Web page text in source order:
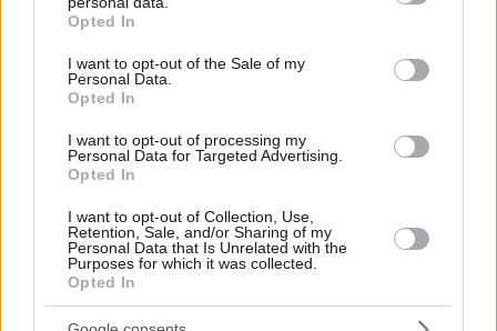
grant or deny consent to Google and its third-party tags to
use your data for below specified purposes in below Google
consent section.
Opted In
I want to opt-out of the Sale of my
Personal Data.
Opted In
I want to opt-out of processing my
Personal Data for Targeted Advertising.
Opted In
I want to opt-out of Collection, Use,
Retention, Sale, and/or Sharing of my
Personal Data that Is Unrelated with the
Purposes for which it was collected.
Opted In
ΌΝΟΜΑ *
EMAIL
ΣΧΌΛΙΟ *